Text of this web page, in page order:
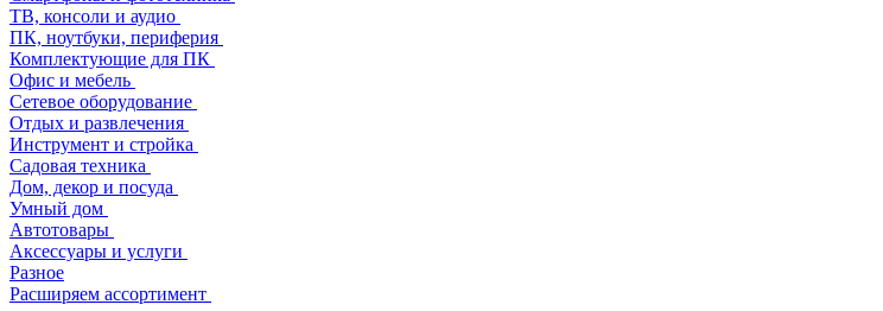
ТВ, консоли и аудио
ПК, ноутбуки, периферия
Комплектующие для ПК
Офис и мебель
Сетевое оборудование
Отдых и развлечения
Инструмент и стройка
Садовая техника
Дом, декор и посуда
Умный дом
Автотовары
Аксессуары и услуги
Разное
Расширяем ассортимент